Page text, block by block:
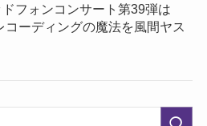
ドフォンコンサート第39弾は
ーディングの魔法を風間ヤス